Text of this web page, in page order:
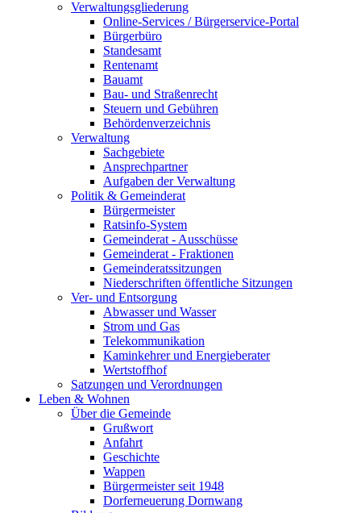
Verwaltungsgliederung
Online-Services / Bürgerservice-Portal
Bürgerbüro
Standesamt
Rentenamt
Bauamt
Bau- und Straßenrecht
Steuern und Gebühren
Behördenverzeichnis
Verwaltung
Sachgebiete
Ansprechpartner
Aufgaben der Verwaltung
Politik & Gemeinderat
Bürgermeister
Ratsinfo-System
Gemeinderat - Ausschüsse
Gemeinderat - Fraktionen
Gemeinderatssitzungen
Niederschriften öffentliche Sitzungen
Ver- und Entsorgung
Abwasser und Wasser
Strom und Gas
Telekommunikation
Kaminkehrer und Energieberater
Wertstoffhof
Satzungen und Verordnungen
Leben & Wohnen
Über die Gemeinde
Grußwort
Anfahrt
Geschichte
Wappen
Bürgermeister seit 1948
Dorferneuerung Dornwang